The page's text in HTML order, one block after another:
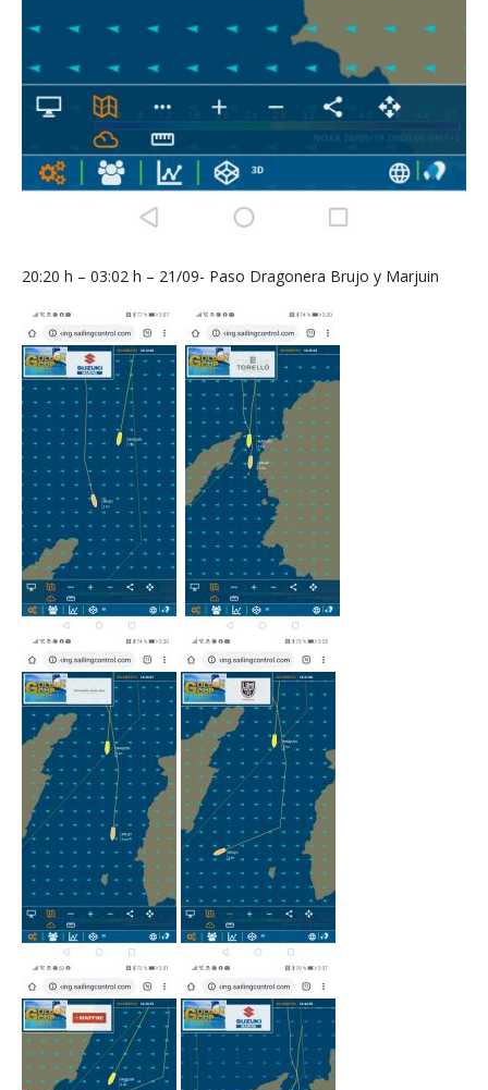
20:20 h – 03:02 h – 21/09- Paso Dragonera Brujo y Marjuin